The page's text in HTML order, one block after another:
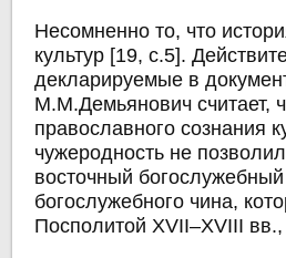
Несомненно то, что
культур [19, с.5].
декларируемые в
М.М.Демьянович считает,
православного сознания
чужеродность не
восточный
богослужебного чина,
Посполитой XVII–XVIII